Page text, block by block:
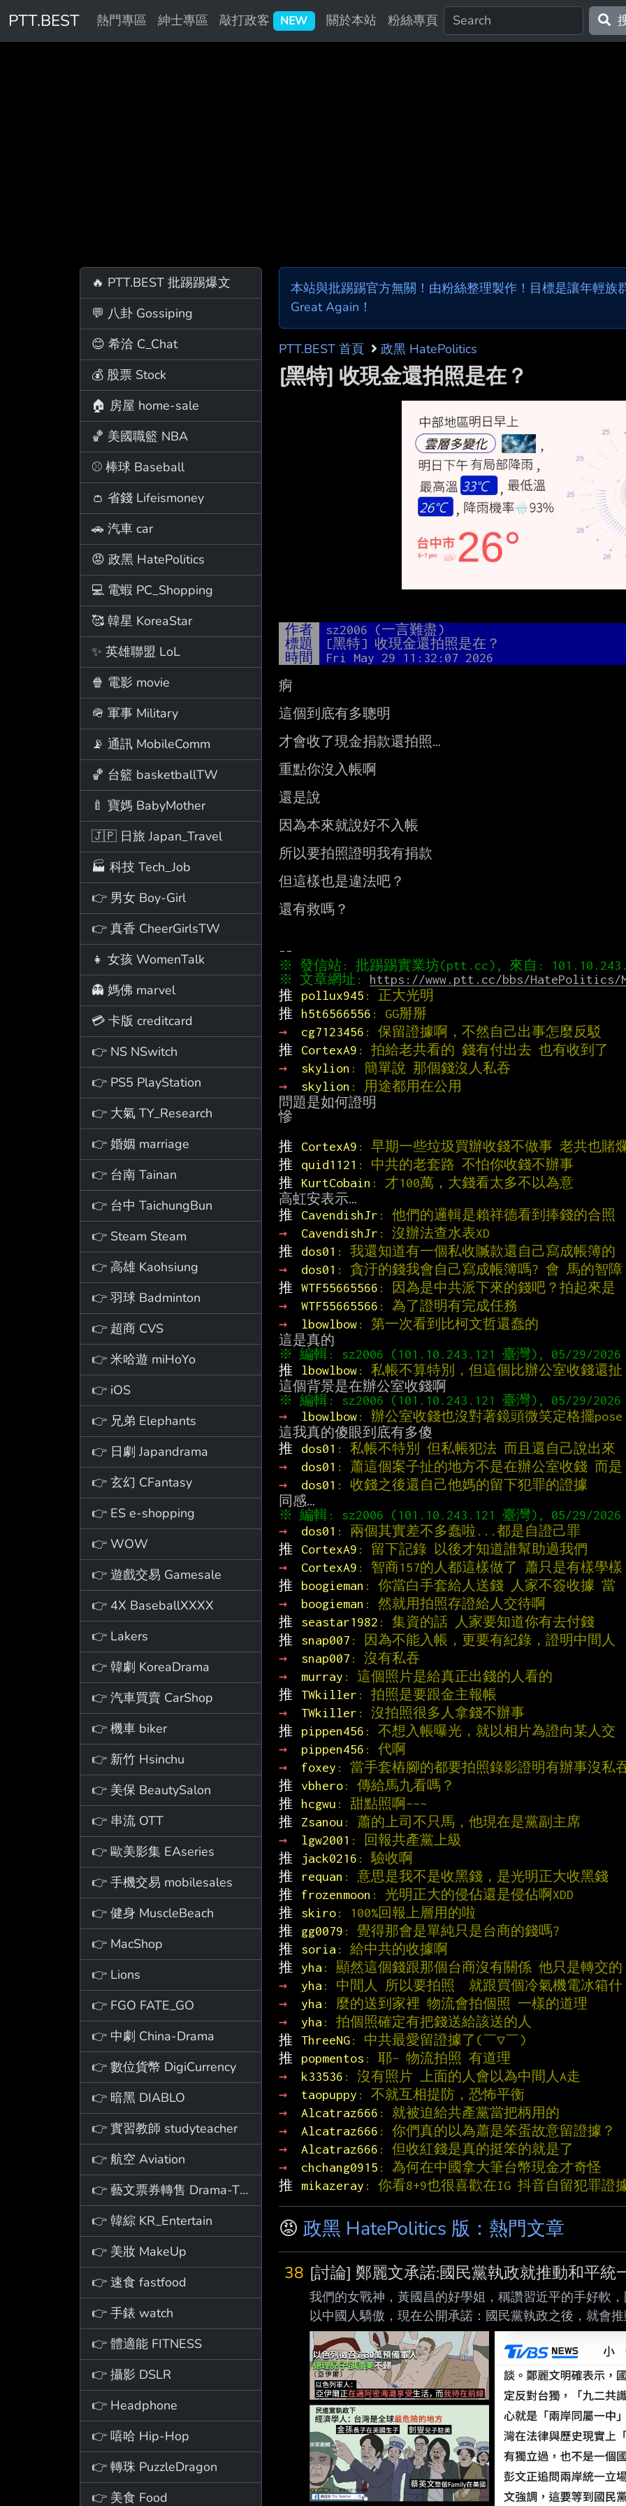
PTT.BEST 熱門專區 紳士專區 敲打政客 NEW 關於本站 粉絲專頁
🔥 PTT.BEST 批踢踢爆文
💬 八卦 Gossiping
😊 希洽 C_Chat
💰 股票 Stock
🏠 房屋 home-sale
🏀 美國職籃 NBA
⚾ 棒球 Baseball
👛 省錢 Lifeismoney
🚗 汽車 car
😡 政黑 HatePolitics
💻 電蝦 PC_Shopping
🥰 韓星 KoreaStar
✨ 英雄聯盟 LoL
🍿 電影 movie
🪖 軍事 Military
📡 通訊 MobileComm
🏀 台籃 basketballTW
🍼 寶媽 BabyMother
🇯🇵 日旅 Japan_Travel
🏭 科技 Tech_Job
👉 男女 Boy-Girl
👉 真香 CheerGirlsTW
👧 女孩 WomenTalk
👻 媽佛 marvel
💳 卡版 creditcard
👉 NS NSwitch
👉 PS5 PlayStation
👉 大氣 TY_Research
👉 婚姻 marriage
👉 台南 Tainan
👉 台中 TaichungBun
👉 Steam Steam
👉 高雄 Kaohsiung
👉 羽球 Badminton
👉 超商 CVS
👉 米哈遊 miHoYo
👉 iOS
👉 兄弟 Elephants
👉 日劇 Japandrama
👉 玄幻 CFantasy
👉 ES e-shopping
👉 WOW
👉 遊戲交易 Gamesale
👉 4X BaseballXXXX
👉 Lakers
👉 韓劇 KoreaDrama
👉 汽車買賣 CarShop
👉 機車 biker
👉 新竹 Hsinchu
👉 美保 BeautySalon
👉 串流 OTT
👉 歐美影集 EAseries
👉 手機交易 mobilesales
👉 健身 MuscleBeach
👉 MacShop
👉 Lions
👉 FGO FATE_GO
👉 中劇 China-Drama
👉 數位貨幣 DigiCurrency
👉 暗黑 DIABLO
👉 實習教師 studyteacher
👉 航空 Aviation
👉 藝文票券轉售 Drama-Ticket
👉 韓綜 KR_Entertain
👉 美妝 MakeUp
👉 速食 fastfood
👉 手錶 watch
👉 體適能 FITNESS
👉 攝影 DSLR
👉 Headphone
👉 嘻哈 Hip-Hop
👉 轉珠 PuzzleDragon
👉 美食 Food
本站與批踢踢官方無關！由粉絲整理製作！目標是讓年輕族
Great Again！
PTT.BEST 首頁 政黑 HatePolitics
[黑特] 收現金還拍照是在？
作者
sz2006 (一言難盡)
標題
[黑特] 收現金還拍照是在？
時間
Fri May 29 11:32:07 2026
痾
這個到底有多聰明
才會收了現金捐款還拍照…
重點你沒入帳啊
還是說
因為本來就說好不入帳
所以要拍照證明我有捐款
但這樣也是違法吧？
還有救嗎？
※ 文章網址: https://www.ptt.cc/bbs/HatePolitics/
推
pollux945 : 正大光明
推
h5t6566556 : GG掰掰
→
cg7123456 : 保留證據啊，不然自己出事怎麼反駁
推
CortexA9 : 拍給老共看的 錢有付出去 也有收到了
→
skylion : 簡單說 那個錢沒人私吞
→
skylion : 用途都用在公用
問題是如何證明
慘
推 CortexA9 : 早期一些垃圾買辦收錢不做事 老共也賭
推
quid1121 : 中共的老套路 不怕你收錢不辦事
推
KurtCobain : 才100萬，大錢看太多不以為意
推
CavendishJr : 他們的邏輯是賴祥德看到捧錢的合照
→
CavendishJr : 沒辦法查水表XD
推
dos01 : 我還知道有一個私收贓款還自己寫成帳簿的
→
dos01 : 貪汙的錢我會自己寫成帳簿嗎? 會 馬的智障
推 WTF55665566 : 因為是中共派下來的錢吧？拍起來是
→
WTF55665566 : 為了證明有完成任務
→
lbowlbow: 第一次看到比柯文哲還蠢的
推 lbowlbow: 私帳不算特別，但這個比辦公室收錢還扯
→ lbowlbow: 辦公室收錢也沒對著鏡頭微笑定格擺pose
推
dos01 : 私帳不特別 但私帳犯法 而且還自己說出來
→
dos01 : 蕭這個案子扯的地方不是在辦公室收錢 而是
→
dos01 : 收錢之後還自己他媽的留下犯罪的證據
→ dos01 : 兩個其實差不多蠢啦...都是自證己罪
推
CortexA9 : 留下記錄 以後才知道誰幫助過我們
→
CortexA9 : 智商157的人都這樣做了 蕭只是有樣學樣
推
boogieman : 你當白手套給人送錢 人家不簽收據 當
→
boogieman : 然就用拍照存證給人交待啊
推
seastar1982 : 集資的話 人家要知道你有去付錢
推
snap007 : 因為不能入帳，更要有紀錄，證明中間人
→
snap007 : 沒有私吞
→
murray : 這個照片是給真正出錢的人看的
推
TWkiller : 拍照是要跟金主報帳
→
TWkiller : 沒拍照很多人拿錢不辦事
推
pippen456 : 不想入帳曝光，就以相片為證向某人交
→
pippen456 : 代啊
→
foxey : 當手套樁腳的都要拍照錄影證明有辦事沒私
推
vbhero: 傳給馬九看嗎？
推
hcgwu : 甜點照啊~~~
推
Zsanou : 蕭的上司不只馬，他現在是黨副主席
→
lgw2001 : 回報共產黨上級
推
jack0216 : 驗收啊
推
requan : 意思是我不是收黑錢，是光明正大收黑錢
推
frozenmoon : 光明正大的侵佔還是侵佔啊XDD
推
skiro: 100%回報上層用的啦
推
gg0079 : 覺得那會是單純只是台商的錢嗎?
推
soria : 給中共的收據啊
推
yha : 顯然這個錢跟那個台商沒有關係 他只是轉交的
→
yha : 中間人 所以要拍照  就跟買個冷氣機電冰箱什
→
yha : 麼的送到家裡 物流會拍個照 一樣的道理
→
yha : 拍個照確定有把錢送給該送的人
推
ThreeNG: 中共最愛留證據了(￣▽￣)
推
popmentos : 耶~ 物流拍照 有道理
→
k33536 : 沒有照片 上面的人會以為中間人A走
→
taopuppy : 不就互相提防，恐怖平衡
→
Alcatraz666 : 就被迫給共產黨當把柄用的
→
Alcatraz666 : 你們真的以為蕭是笨蛋故意留證據？
→
Alcatraz666 : 但收紅錢是真的挺笨的就是了
→
chchang0915 : 為何在中國拿大筆台幣現金才奇怪
推
mikazeray : 你看8+9也很喜歡在IG 抖音自留犯罪證
😡 政黑 HatePolitics 版：熱門文章
38 [討論] 鄭麗文承諾:國民黨執政就推動和平統
我們的女戰神，黃國昌的好學姐，稱讚習近平的手好軟
以中國人驕傲，現在公開承諾：國民黨執政之後，就會
統一。 https://youtube.com/shorts/